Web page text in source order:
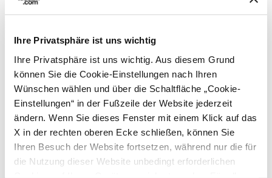
Ihre Privatsphäre ist uns wichtig
Ihre Privatsphäre ist uns wichtig. Aus diesem Grund
können Sie die Cookie-Einstellungen nach Ihren
Wünschen wählen und über die Schaltfläche „Cookie-
Einstellungen“ in der Fußzeile der Website jederzeit
ändern. Wenn Sie dieses Fenster mit einem Klick auf das
X in der rechten oberen Ecke schließen, können Sie
Ihren Besuch der Website fortsetzen, während nur die für
die Nutzung dieser Website unbedingt erforderlichen
https://www.fondazionepaolocresci.it/d
e/museum/ open_in_new
Planen
hotel Übernachten (auf Englisch) chevron_right
holiday_village Pauschalen und Unterkünfte